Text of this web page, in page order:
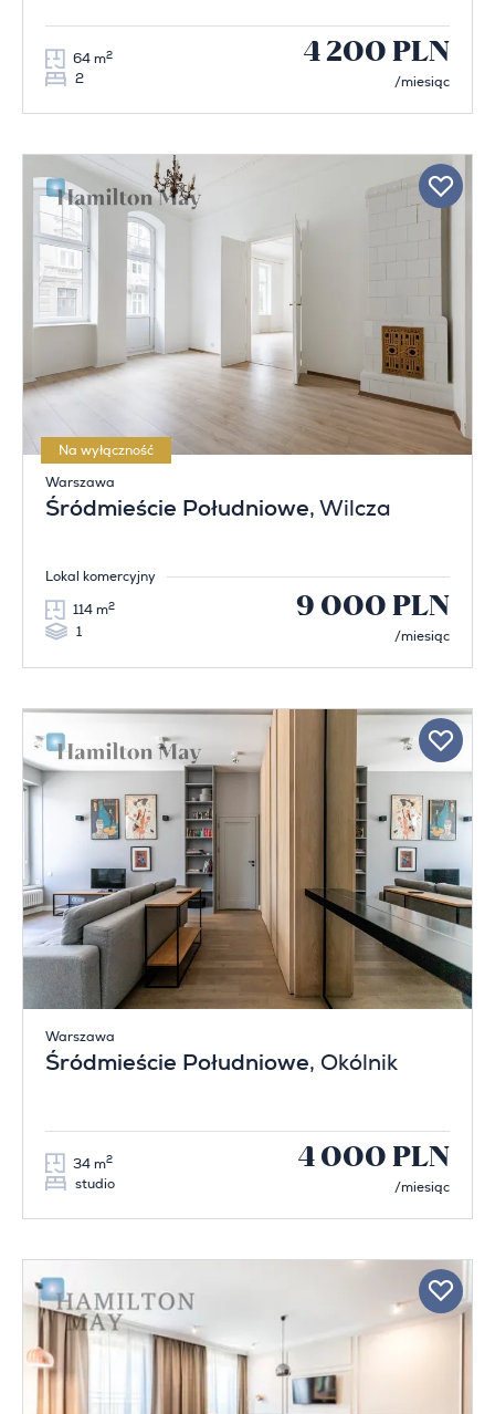
64 m2
2
4 200 PLN
/miesiąc
Na wyłączność
Warszawa
Śródmieście Południowe, Wilcza
Lokal komercyjny
114 m2
1
9 000 PLN
/miesiąc
Warszawa
Śródmieście Południowe, Okólnik
34 m2
studio
4 000 PLN
/miesiąc